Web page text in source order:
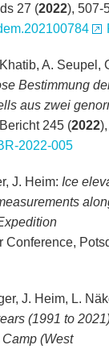
27 (2022), 507-
A. Seupel,
Bestimmung
aus zwei
245 (2022
2022-005
J. Heim: Ice
Conference,
J. Heim, L.
(1991 to
(West